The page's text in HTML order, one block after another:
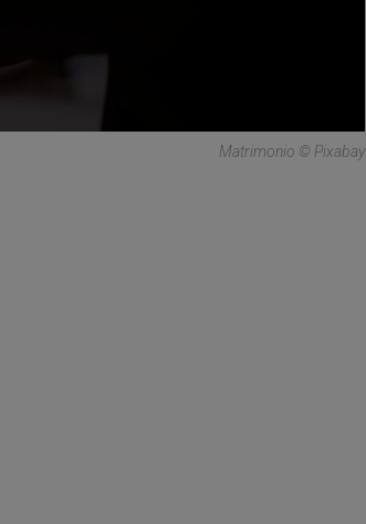
Matrimonio © Pixabay